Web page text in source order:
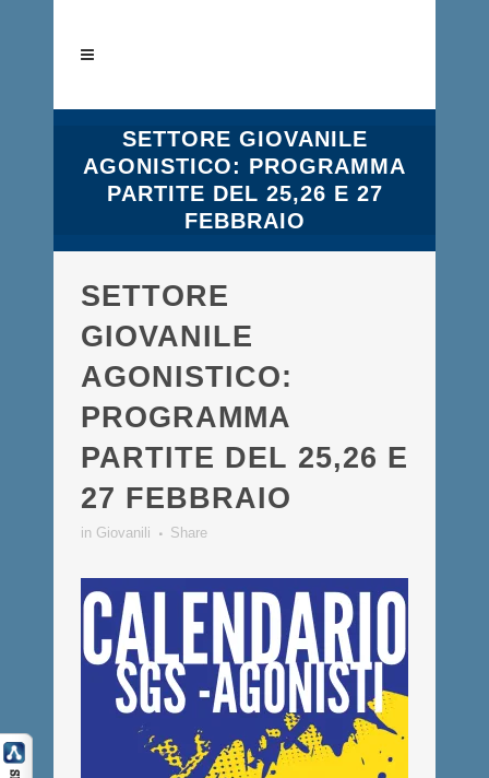
SETTORE GIOVANILE
AGONISTICO: PROGRAMMA
PARTITE DEL 25,26 E 27
FEBBRAIO
SETTORE
GIOVANILE
AGONISTICO:
PROGRAMMA
PARTITE DEL 25,26 E
27 FEBBRAIO
in Giovanili Share